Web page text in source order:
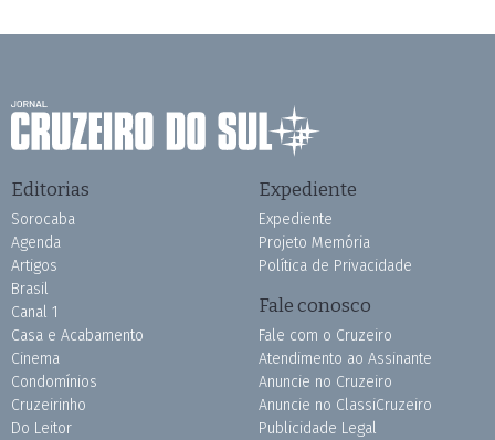
Editorias
Sorocaba
Agenda
Artigos
Brasil
Canal 1
Casa e Acabamento
Cinema
Condomínios
Cruzeirinho
Do Leitor
Expediente
Expediente
Projeto Memória
Política de Privacidade
Fale conosco
Fale com o Cruzeiro
Atendimento ao Assinante
Anuncie no Cruzeiro
Anuncie no ClassiCruzeiro
Publicidade Legal